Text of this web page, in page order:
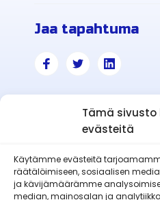
Tämä
evästeitä
Käytämme evästeitä
räätälöimiseen, sosiaalisen
ja kävijämäärämme
median, mainosalan ja
Jaa tapahtuma
Haapajärven-
ry